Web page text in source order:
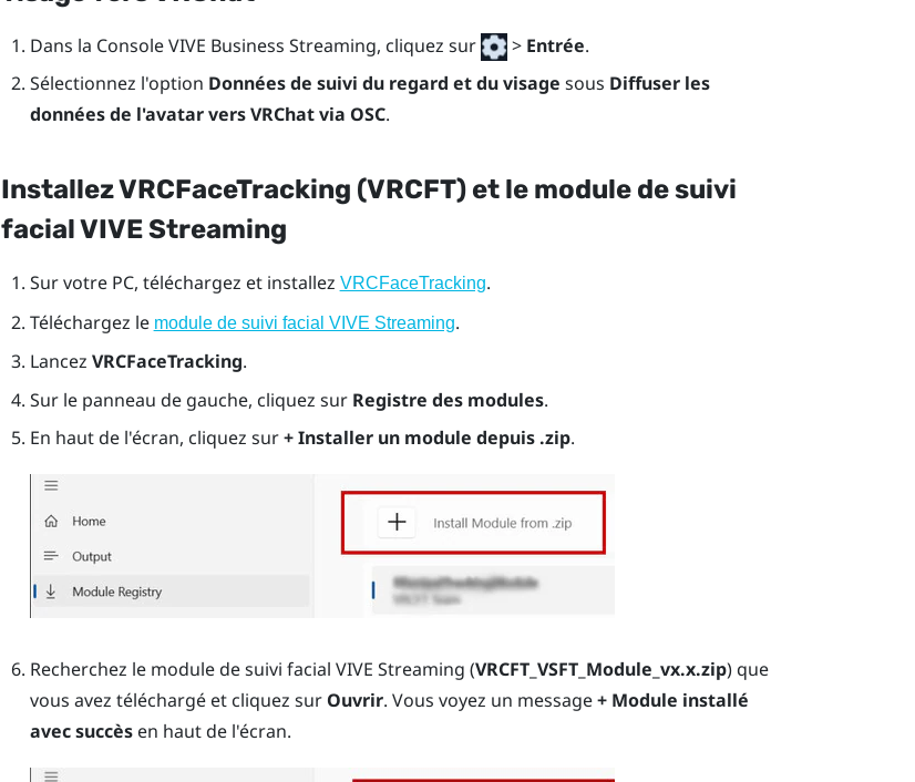
Dans la Console VIVE Business Streaming, cliquez sur > Entrée.
Sélectionnez l'option Données de suivi du regard et du visage sous Diffuser les
données de l'avatar vers VRChat via OSC.
Installez VRCFaceTracking (VRCFT) et le module de suivi
facial VIVE Streaming
Sur votre PC, téléchargez et installez VRCFaceTracking.
Téléchargez le module de suivi facial VIVE Streaming.
Lancez VRCFaceTracking.
Sur le panneau de gauche, cliquez sur Registre des modules.
En haut de l'écran, cliquez sur+ Installer un module depuis .zip.
Recherchez le module de suivi facial VIVE Streaming (VRCFT_VSFT_Module_vx.x.zip) que
vous avez téléchargé et cliquez sur Ouvrir. Vous voyez un message+ Module installé
avec succèsen haut de l'écran.